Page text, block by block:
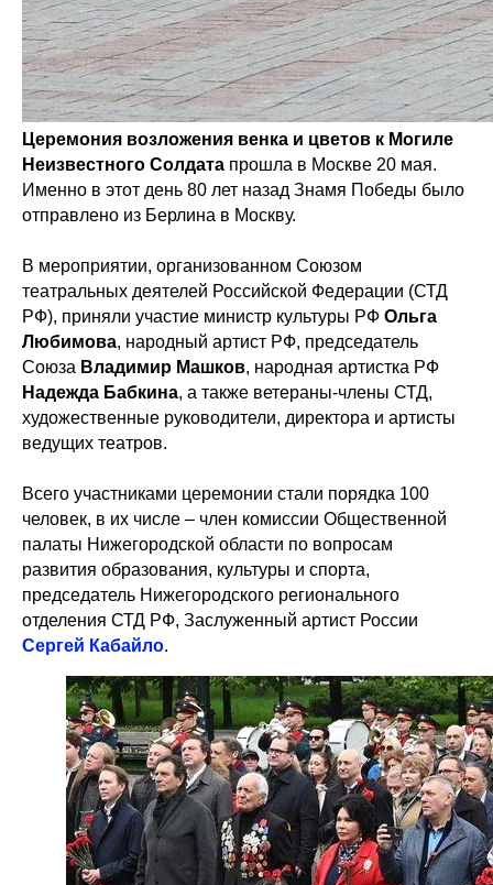
Церемония возложения венка и цветов к Могиле
Неизвестного Солдата прошла в Москве 20 мая.
Именно в этот день 80 лет назад Знамя Победы было
отправлено из Берлина в Москву.
В мероприятии, организованном Союзом
театральных деятелей Российской Федерации (СТД
РФ), приняли участие министр культуры РФ Ольга
Любимова, народный артист РФ, председатель
Союза Владимир Машков, народная артистка РФ
Надежда Бабкина, а также ветераны-члены СТД,
художественные руководители, директора и артисты
ведущих театров.
Всего участниками церемонии стали порядка 100
человек, в их числе – член комиссии Общественной
палаты Нижегородской области по вопросам
развития образования, культуры и спорта,
председатель Нижегородского регионального
отделения СТД РФ, Заслуженный артист России
Сергей Кабайло.